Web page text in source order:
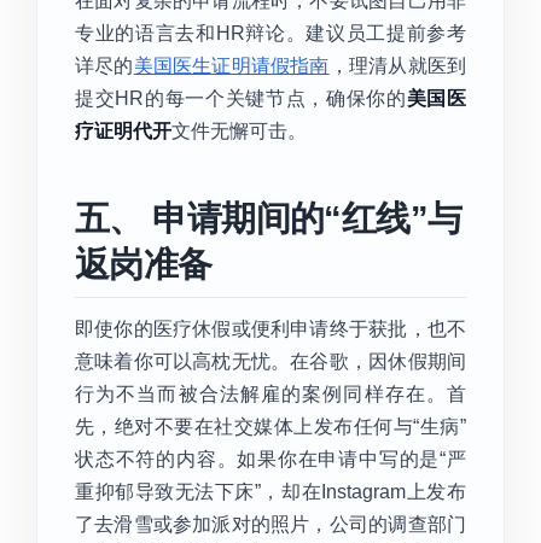
专业的语言去和HR辩论。建议员工提前参考
详尽的美国医生证明请假指南 ，理清从就医到
提交HR的每一个关键节点，确保你的美国医
疗证明代开文件无懈可击。
五、 申请期间的“红线”与
返岗准备
即使你的医疗休假或便利申请终于获批，也不
意味着你可以高枕无忧。在谷歌，因休假期间
行为不当而被合法解雇的案例同样存在。首
先，绝对不要在社交媒体上发布任何与“生病”
状态不符的内容。如果你在申请中写的是“严
重抑郁导致无法下床”，却在Instagram上发布
了去滑雪或参加派对的照片，公司的调查部门